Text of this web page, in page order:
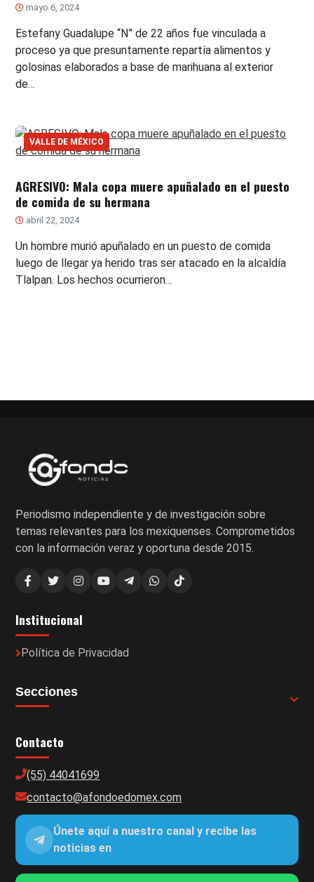
mayo 6, 2024
Estefany Guadalupe “N” de 22 años fue vinculada a
proceso ya que presuntamente repartía alimentos y
golosinas elaborados a base de marihuana al exterior
de…
VALLE DE MÉXICO
AGRESIVO: Mala copa muere apuñalado en el puesto
de comida de su hermana
abril 22, 2024
Un hombre murió apuñalado en un puesto de comida
luego de llegar ya herido tras ser atacado en la alcaldía
Tlalpan. Los hechos ocurrieron…
entradas
Periodismo independiente y de investigación sobre
temas relevantes para los mexiquenses. Comprometidos
con la información veraz y oportuna desde 2015.
Institucional
Política de Privacidad
Secciones
Contacto
(55) 44041699
contacto@afondoedomex.com
Únete aquí a nuestro canal y recibe las
noticias en